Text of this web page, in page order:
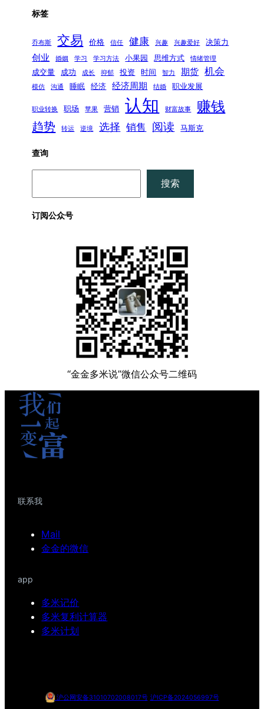
标签
乔布斯 交易 价格 信任 健康 兴趣 兴趣爱好 决策力
创业 婚姻 学习 学习方法 小果园 思维方式 情绪管理
成交量 成功 成长 抑郁 投资 时间 智力 期货 机会
模仿 沟通 睡眠 经济 经济周期 结婚 职业发展
职业转换 职场 苹果 营销 认知 财富故事 赚钱
趋势 转运 逆境 选择 销售 阅读 马斯克
查询
搜索
订阅公众号
“金金多米说”微信公众号二维码
联系我
Mail
金金的微信
app
多米记价
多米复利计算器
多米计划
沪公网安备31010702008017号 沪ICP备2024056997号